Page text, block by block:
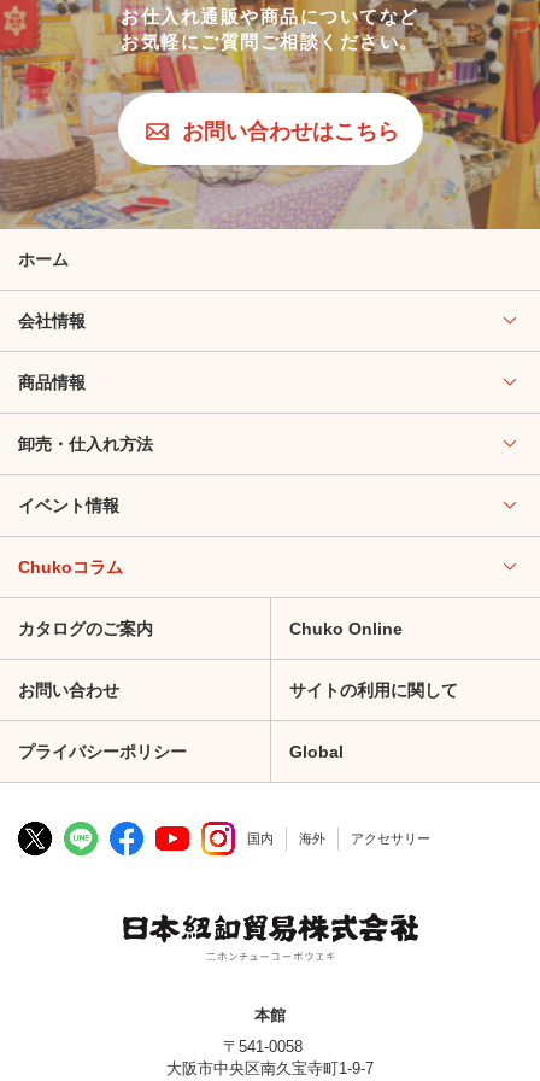
お仕入れ通販や商品についてなど
お気軽にご質問ご相談ください。
お問い合わせはこちら
ホーム
会社情報
商品情報
卸売・仕入れ方法
イベント情報
Chukoコラム
カタログのご案内 Chuko Online
お問い合わせ サイトの利用に関して
プライバシーポリシー Global
国内 海外 アクセサリー
本館
〒541-0058
大阪市中央区南久宝寺町1-9-7